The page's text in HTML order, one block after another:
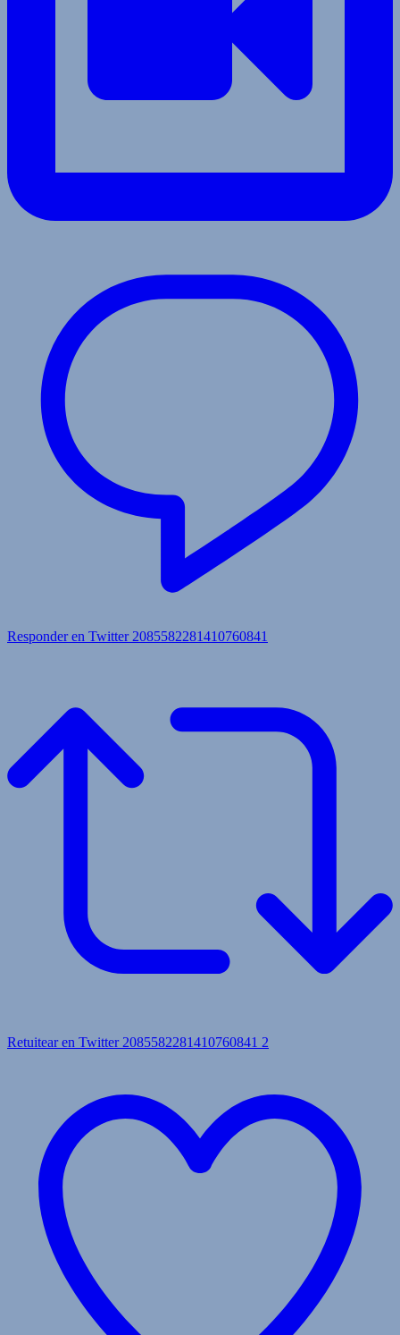
Responder en Twitter 2085582281410760841
Retuitear en Twitter 2085582281410760841 2